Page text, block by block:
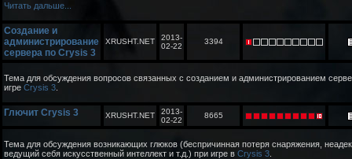
Читать дальше...
Создание и
администрирование
сервера по Crysis 3
XRUSHT.NET
2013-
02-22
3394
Тема для обсуждения вопросов связанных с созданием и администрированием
игре Crysis 3
Глючит Crysis 3 XRUSHT.NET
2013-
02-22
8665
Тема для обсуждения возникающих глюков (беспричинная потеря снаряжения,
ведущий себя искусственный интеллект и т.д.) при игре в Crysis 3